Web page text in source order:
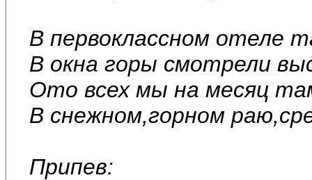
В первоклассном отеле
В окна горы смотрели
Ото всех мы на месяц
В снежном,горном
Припев: